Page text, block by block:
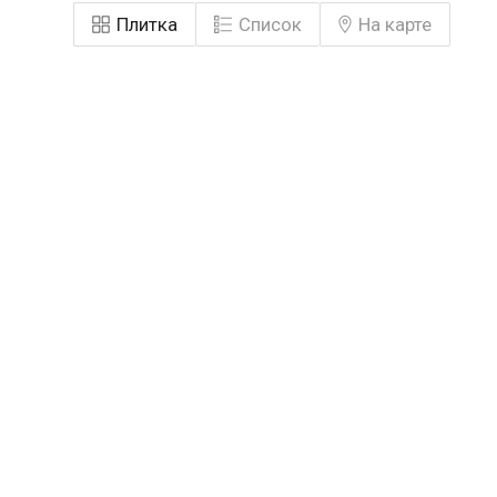
Плитка Список На карте